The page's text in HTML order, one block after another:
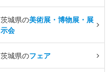
茨城県の美術展・博物展・展
示会
茨城県のフェア